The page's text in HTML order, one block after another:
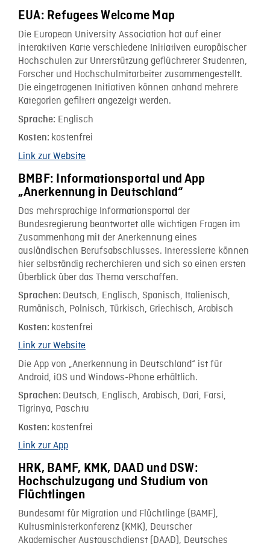
EUA: Refugees Welcome Map
Die European University Association hat auf einer
interaktiven Karte verschiedene Initiativen europäischer
Hochschulen zur Unterstützung geflüchteter Studenten,
Forscher und Hochschulmitarbeiter zusammengestellt.
Die eingetragenen Initiativen können anhand mehrere
Kategorien gefiltert angezeigt werden.
Sprache: Englisch
Kosten: kostenfrei
Link zur Website
BMBF: Informationsportal und App
„Anerkennung in Deutschland“
Das mehrsprachige Informationsportal der
Bundesregierung beantwortet alle wichtigen Fragen im
Zusammenhang mit der Anerkennung eines
ausländischen Berufsabschlusses. Interessierte können
hier selbständig recherchieren und sich so einen ersten
Überblick über das Thema verschaffen.
Sprachen: Deutsch, Englisch, Spanisch, Italienisch,
Rumänisch, Polnisch, Türkisch, Griechisch, Arabisch
Kosten: kostenfrei
Link zur Website
Die App von „Anerkennung in Deutschland“ ist für
Android, iOS und Windows-Phone erhältlich.
Sprachen: Deutsch, Englisch, Arabisch, Dari, Farsi,
Tigrinya, Paschtu
Kosten: kostenfrei
Link zur App
HRK, BAMF, KMK, DAAD und DSW:
Hochschulzugang und Studium von
Flüchtlingen
Bundesamt für Migration und Flüchtlinge (BAMF),
Kultusministerkonferenz (KMK), Deutscher
Akademischer Austauschdienst (DAAD), Deutsches